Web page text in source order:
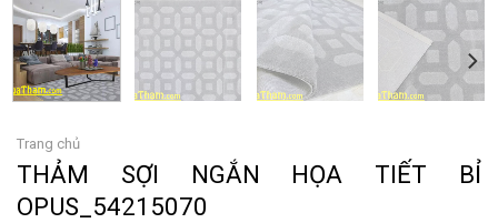
Trang chủ
THẢM SỢI NGẮN HỌA TIẾT BỈ
OPUS_54215070